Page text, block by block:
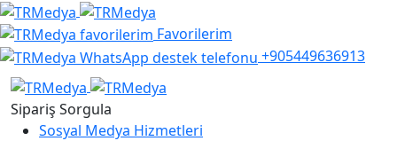
Favorilerim
+905449636913
Sipariş Sorgula
Sosyal Medya Hizmetleri